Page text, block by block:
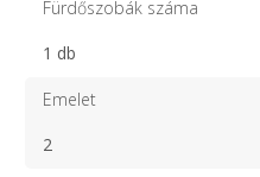
Fürdőszobák száma
1 db
Emelet
2